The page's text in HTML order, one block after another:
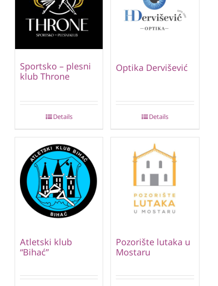
Sportsko – plesni
klub Throne
Details
Optika Dervišević
Details
Atletski klub
“Bihać”
Pozorište lutaka u
Mostaru